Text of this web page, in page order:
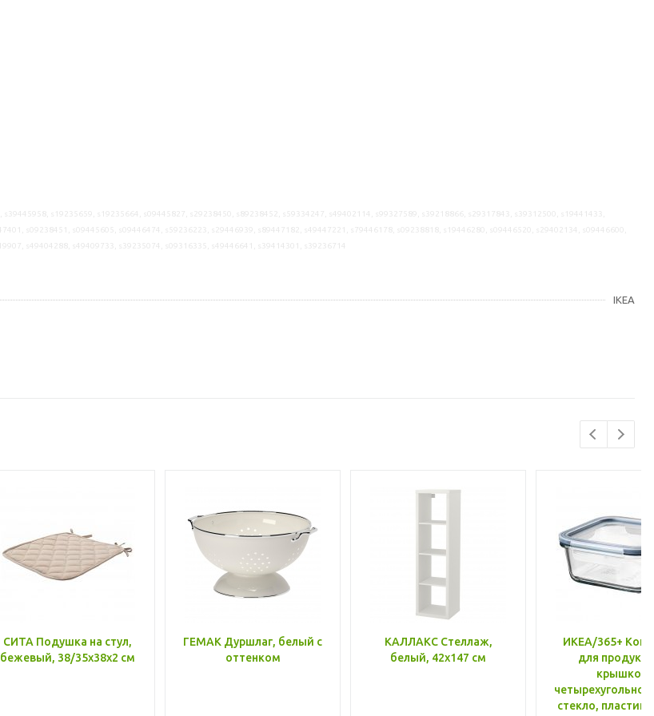
IKEA
СИТА Подушка на стул,
бежевый, 38/35x38x2 см
ГЕМАК Дуршлаг, белый с
оттенком
КАЛЛАКС Стеллаж,
белый, 42x147 см
ИКЕА/365+
для
крышкой,
стекло, пластик